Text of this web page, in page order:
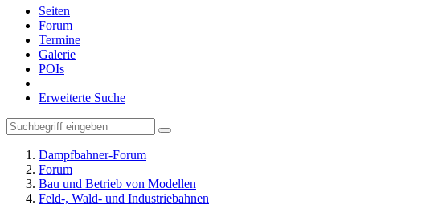
Seiten
Forum
Termine
Galerie
POIs
Erweiterte Suche
Dampfbahner-Forum
Forum
Bau und Betrieb von Modellen
Feld-, Wald- und Industriebahnen